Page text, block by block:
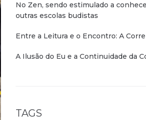
No Zen, sendo estimulado a
outras escolas budistas
Entre a Leitura e o Encontro: A
A Ilusão do Eu e a Continuidade da
TAGS